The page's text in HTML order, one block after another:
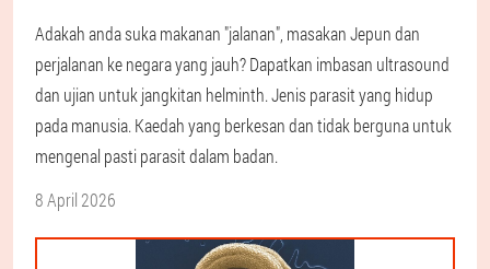
Adakah anda suka makanan "jalanan", masakan Jepun dan
perjalanan ke negara yang jauh? Dapatkan imbasan ultrasound
dan ujian untuk jangkitan helminth. Jenis parasit yang hidup
pada manusia. Kaedah yang berkesan dan tidak berguna untuk
mengenal pasti parasit dalam badan.
8 April 2026